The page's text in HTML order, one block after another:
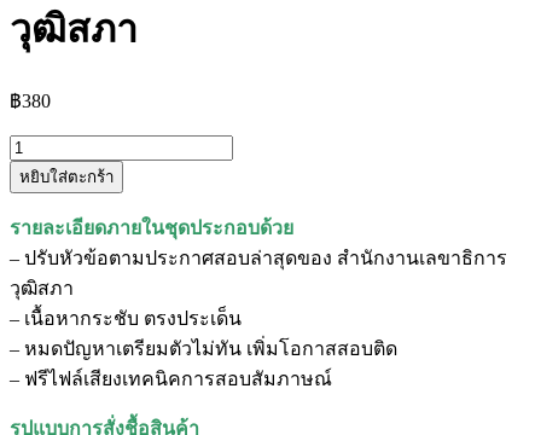
วุฒิสภา
฿380
จำนวน
แนว
นัก
วิชาการ
โสต
ทัศนศึกษา
สำนักงาน
เลขาธิการ
วุฒิสภา
หยิบใส่ตะกร้า
รายละเอียดภายในชุดประกอบด้วย
– ปรับหัวข้อตามประกาศสอบล่าสุดของ สำนักงานเลขาธิการ
วุฒิสภา
– เนื้อหากระชับ ตรงประเด็น
– หมดปัญหาเตรียมตัวไม่ทัน เพิ่มโอกาสสอบติด
– ฟรีไฟล์เสียงเทคนิคการสอบสัมภาษณ์
รูปแบบการสั่งชื้อสินค้า